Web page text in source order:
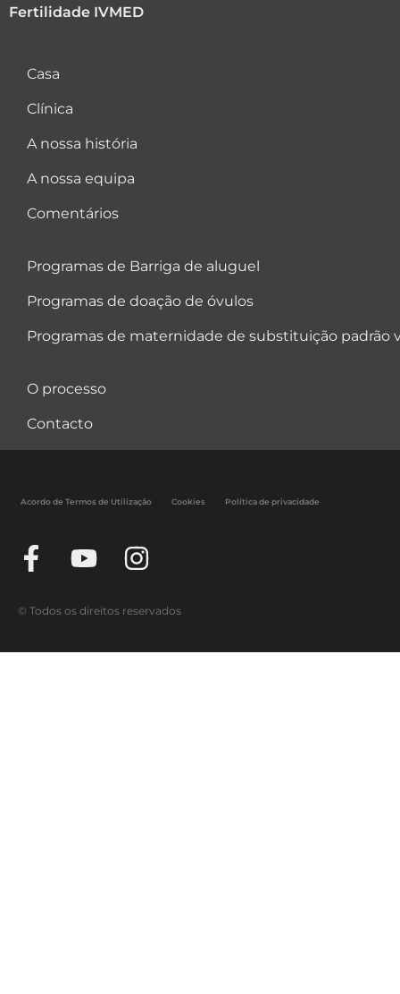
Fertilidade IVMED
Casa
Clínica
A nossa história
A nossa equipa
Comentários
Programas de Barriga de aluguel
Programas de doação de óvulos
Programas de maternidade de substituição padrão
O processo
Contacto
Acordo de Termos de Utilização Cookies Política de privacidade
© Todos os direitos reservados